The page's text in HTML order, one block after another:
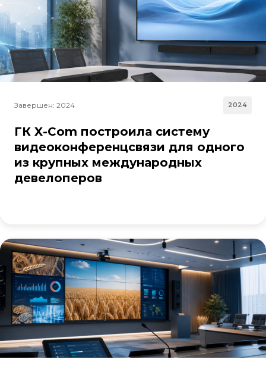
Завершен: 2024 2024
ГК X-Com построила систему
видеоконференцсвязи для одного
из крупных международных
девелоперов